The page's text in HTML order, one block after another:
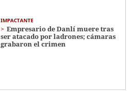
IMPACTANTE
Empresario de Danlí muere tras
ser atacado por ladrones; cámaras
grabaron el crimen